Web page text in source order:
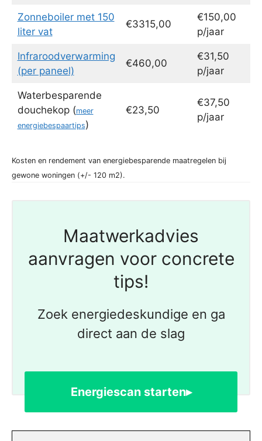
Zonneboiler met 150
liter vat
€3315,00
€150,00
p/jaar
Infraroodverwarming
(per paneel)
€460,00
€31,50
p/jaar
Waterbesparende
douchekop (meer
energiebespaartips)
€23,50
€37,50
p/jaar
Kosten en rendement van energiebesparende maatregelen bij
gewone woningen (+/- 120 m2).
Maatwerkadvies
aanvragen voor concrete
tips!
Zoek energiedeskundige en ga
direct aan de slag
Energiescan starten▸